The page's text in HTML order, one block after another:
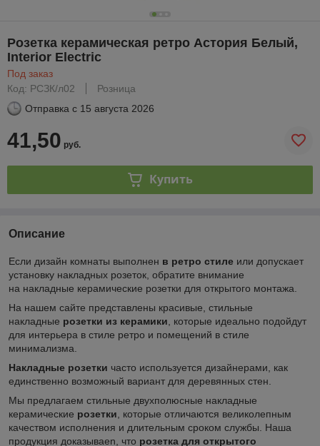
Розетка керамическая ретро Астория Белый,
Interior Electric
Под заказ
Код: РСЗК/л02
Розница
Отправка с 15 августа 2026
41,50 руб.
Купить
Описание
Если дизайн комнаты выполнен в ретро стиле или допускает
установку накладных розеток, обратите внимание
на накладные керамические розетки для открытого монтажа.
На нашем сайте представлены красивые, стильные
накладные розетки из керамики , которые идеально подойдут
для интерьера в стиле ретро и помещений в стиле
минимализма.
Накладные розетки часто используется дизайнерами, как
единственно возможный вариант для деревянных стен.
Мы предлагаем стильные двухполюсные накладные
керамические розетки , которые отличаются великолепным
качеством исполнения и длительным сроком службы. Наша
продукция доказываеn, что розетка для открытого